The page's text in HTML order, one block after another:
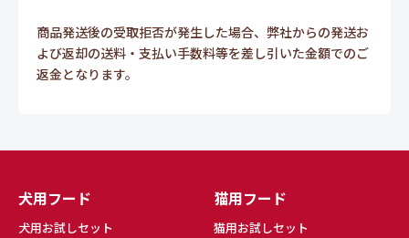
商品発送後の受取拒否が発生した場合、弊社からの発送お
よび返却の送料・支払い手数料等を差し引いた金額でのご
返金となります。
犬用フード
犬用お試しセット
猫用フード
猫用お試しセット